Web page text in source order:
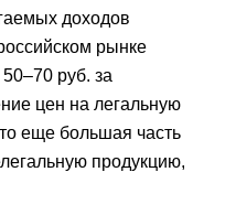
доходов
рынке
руб. за
цен на легальную
еще большая часть
продукцию,